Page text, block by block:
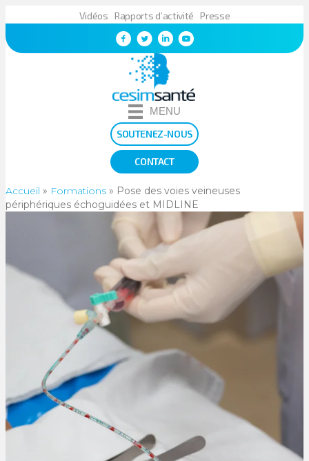
Vidéos Rapports d’activité Presse
MENU
SOUTENEZ-NOUS
CONTACT
Accueil » Formations » Pose des voies veineuses
périphériques échoguidées et MIDLINE